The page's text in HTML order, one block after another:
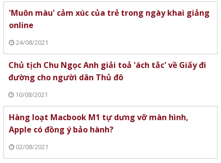
'Muôn màu' cảm xúc của trẻ trong ngày khai giảng
online
24/08/2021
Chủ tịch Chu Ngọc Anh giải toả 'ách tắc' về Giấy đi
đường cho người dân Thủ đô
10/08/2021
Hàng loạt Macbook M1 tự dưng vỡ màn hình,
Apple có đồng ý bảo hành?
02/08/2021